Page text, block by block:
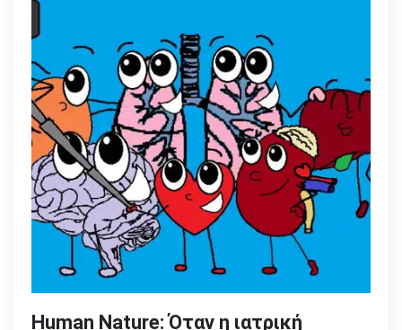
Human Nature: Όταν η ιατρική